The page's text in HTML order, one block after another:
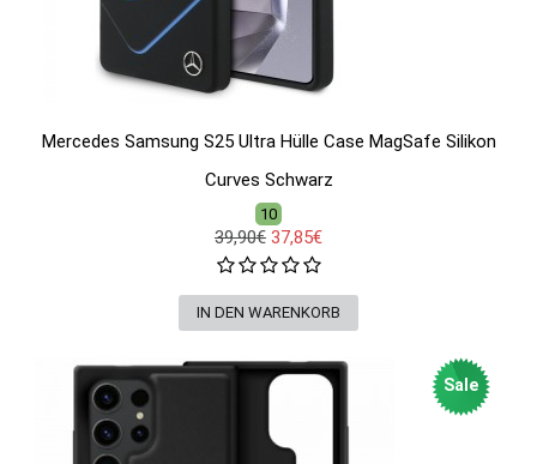
Mercedes Samsung S25 Ultra Hülle Case MagSafe Silikon
Curves Schwarz
10
39,90€ 37,85€
Sale